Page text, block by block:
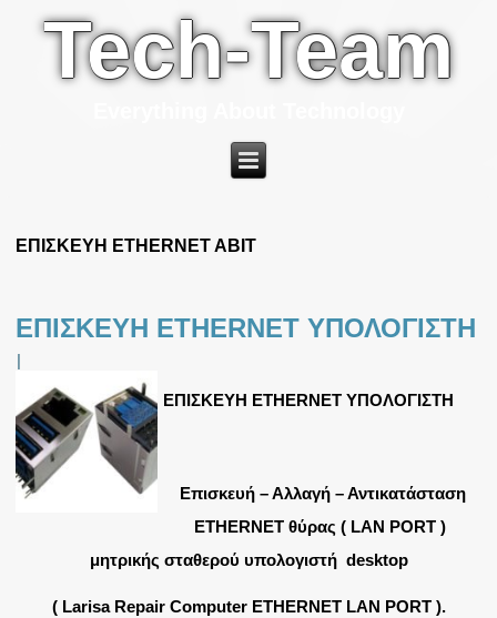
Tech-Team
ΕΠΙΣΚΕΥΗ ETHERNET ABIT
ΕΠΙΣΚΕΥΗ ETHERNET ΥΠΟΛΟΓΙΣΤΗ
|
ΕΠΙΣΚΕΥΗ ETHERNET ΥΠΟΛΟΓΙΣΤΗ
Επισκευή – Αλλαγή – Αντικατάσταση
ETHERNET θύρας ( LAN PORT )
μητρικής σταθερού υπολογιστή desktop
( Larisa Repair Computer ETHERNET LAN PORT ).